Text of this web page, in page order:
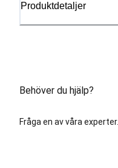
Produktdetaljer
Behöver du hjälp?
Fråga en av våra experter.